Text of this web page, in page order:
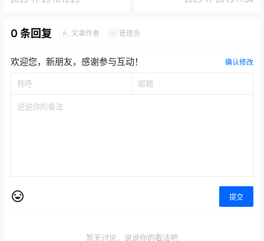
0 条回复 A 文章作者 M 管理员
欢迎您，新朋友，感谢参与互动！ 确认修改
提交
暂无讨论，说说你的看法吧